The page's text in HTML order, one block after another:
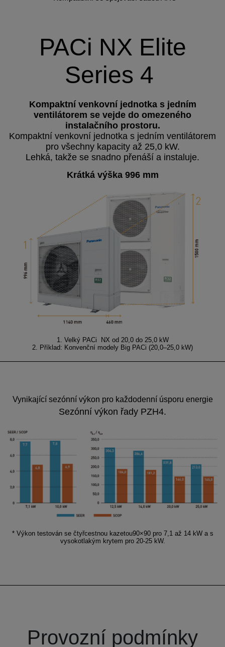
PACi NX Elite
Series 4
Kompaktní venkovní jednotka s jedním
ventilátorem se vejde do omezeného
instalačního prostoru.
Kompaktní venkovní jednotka s jedním ventilátorem
pro všechny kapacity až 25,0 kW.
Lehká, takže se snadno přenáší a instaluje.
Krátká výška 996 mm
1. Velký PACi NX od 20,0 do 25,0 kW
2. Příklad: Konvenční modely Big PACi (20,0–25,0 kW)
Vynikající sezónní výkon pro každodenní úsporu energie
Sezónní výkon řady PZH4.
* Výkon testován se čtyřcestnou kazetou90×90 pro 7,1 až 14 kW a s
vysokotlakým krytem pro 20-25 kW.
Provozní podmínky